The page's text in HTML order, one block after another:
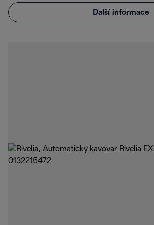
Další informace